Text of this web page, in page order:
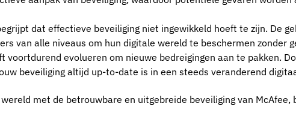
dat effectieve beveiliging niet ingewikkeld hoeft te zijn. De
van alle niveaus om hun digitale wereld te beschermen zonder
voortdurend evolueren om nieuwe bedreigingen aan te pakken.
beveiliging altijd up-to-date is in een steeds veranderend
met de betrouwbare en uitgebreide beveiliging van McAfee,